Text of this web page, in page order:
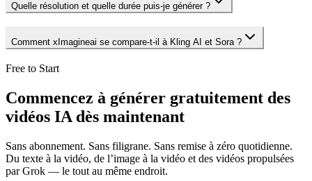
Quelle résolution et quelle durée puis-je générer ?
Comment xImagineai se compare-t-il à Kling AI et Sora ?
Free to Start
Commencez à générer gratuitement des
vidéos IA dès maintenant
Sans abonnement. Sans filigrane. Sans remise à zéro quotidienne.
Du texte à la vidéo, de l’image à la vidéo et des vidéos propulsées
par Grok — le tout au même endroit.